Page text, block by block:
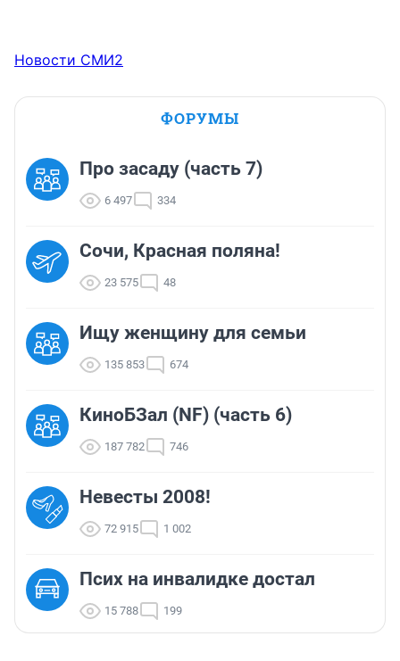
Новости СМИ2
ФОРУМЫ
Про засаду (часть 7)
6 497 334
Сочи, Красная поляна!
23 575 48
Ищу женщину для семьи
135 853 674
КиноБЗал (NF) (часть 6)
187 782 746
Невесты 2008!
72 915 1 002
Псих на инвалидке достал
15 788 199